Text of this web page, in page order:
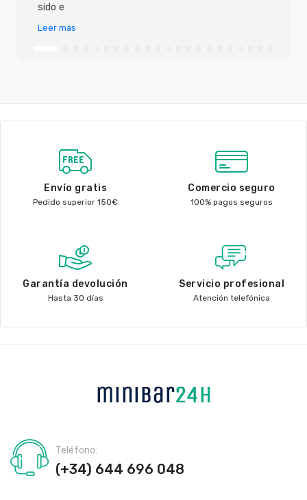
sido e
Leer más
Envío gratis
Pedido superior 150€
Comercio seguro
100% pagos seguros
Garantía devolución
Hasta 30 días
Servicio profesional
Atención telefónica
Teléfono:
(+34) 644 696 048